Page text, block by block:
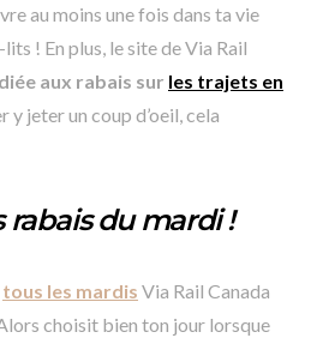
au moins une fois dans ta vie
! En plus, le site de Via Rail
aux rabais sur les trajets en
y jeter un coup d’oeil, cela
rabais du mardi !
tous les mardis Via Rail Canada
choisit bien ton jour lorsque